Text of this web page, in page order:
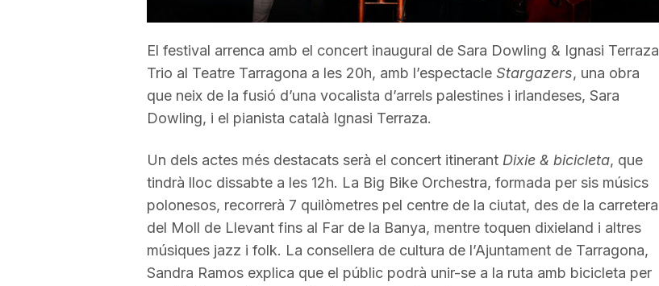
g
o
a
El festival arrenca amb el concert inaugural de Sara Dowling & Ignasi Terraza
Trio al Teatre Tarragona a les 20h, amb l’espectacle Stargazers, una obra
que neix de la fusió d’una vocalista d’arrels palestines i irlandeses, Sara
Dowling, i el pianista català Ignasi Terraza.
Un dels actes més destacats serà el concert itinerant Dixie & bicicleta, que
tindrà lloc dissabte a les 12h. La Big Bike Orchestra, formada per sis músics
polonesos, recorrerà 7 quilòmetres pel centre de la ciutat, des de la carretera
del Moll de Llevant fins al Far de la Banya, mentre toquen dixieland i altres
músiques jazz i folk. La consellera de cultura de l’Ajuntament de Tarragona,
Sandra Ramos explica que el públic podrà unir-se a la ruta amb bicicleta per